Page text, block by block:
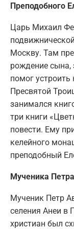
Преподобного
Царь Михаил
Москву. Там
рождение сына,
помог
Пресвятой
занимался
три книги
повести. Ему
келейного
преподобный
Мученика
Мученик Петр
селения Анеи в
христиан был